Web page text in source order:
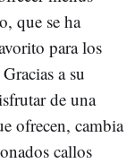
que se ha
para los
a su
de una
ofrecen, cambia
callos